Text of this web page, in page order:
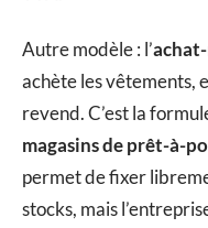
Autre modèle : l’
achète les vêtements,
revend. C’est la
magasins de prêt-à-
permet de fixer
stocks, mais